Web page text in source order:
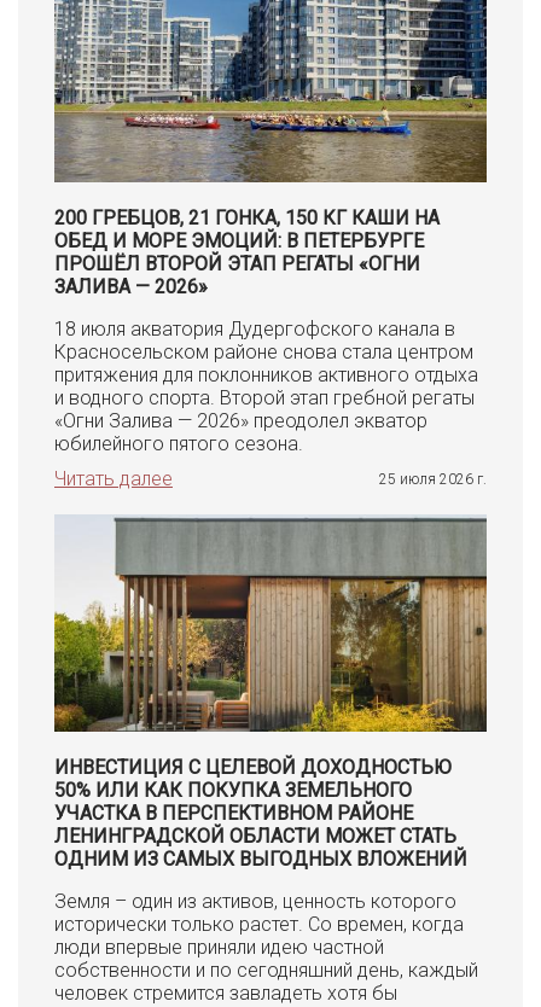
200 ГРЕБЦОВ, 21 ГОНКА, 150 КГ КАШИ НА
ОБЕД И МОРЕ ЭМОЦИЙ: В ПЕТЕРБУРГЕ
ПРОШЁЛ ВТОРОЙ ЭТАП РЕГАТЫ «ОГНИ
ЗАЛИВА — 2026»
18 июля акватория Дудергофского канала в
Красносельском районе снова стала центром
притяжения для поклонников активного отдыха
и водного спорта. Второй этап гребной регаты
«Огни Залива — 2026» преодолел экватор
юбилейного пятого сезона.
Читать далее
25 июля 2026 г.
ИНВЕСТИЦИЯ С ЦЕЛЕВОЙ ДОХОДНОСТЬЮ
50% ИЛИ КАК ПОКУПКА ЗЕМЕЛЬНОГО
УЧАСТКА В ПЕРСПЕКТИВНОМ РАЙОНЕ
ЛЕНИНГРАДСКОЙ ОБЛАСТИ МОЖЕТ СТАТЬ
ОДНИМ ИЗ САМЫХ ВЫГОДНЫХ ВЛОЖЕНИЙ
Земля – один из активов, ценность которого
исторически только растет. Со времен, когда
люди впервые приняли идею частной
собственности и по сегодняшний день, каждый
человек стремится завладеть хотя бы